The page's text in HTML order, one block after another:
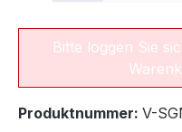
Bitte loggen Sie
Produktnummer: V-